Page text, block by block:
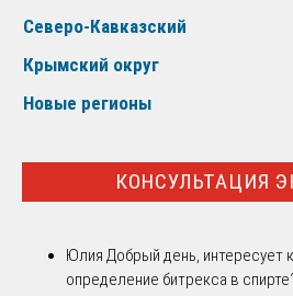
Северо-Кавказский
Крымский округ
Новые регионы
КОНСУЛЬТАЦИЯ
Юлия Добрый день, интересует
определение битрекса в